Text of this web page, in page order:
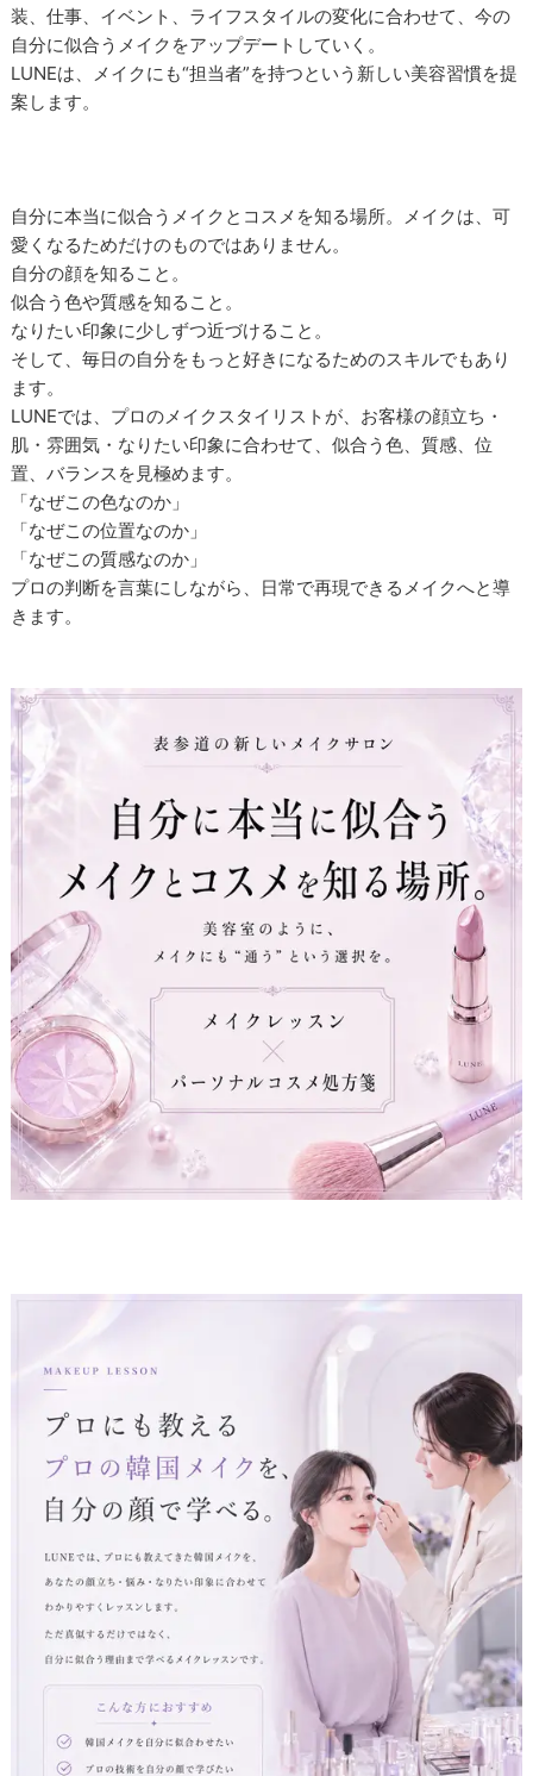
装、仕事、イベント、ライフスタイルの変化に合わせて、今の
自分に似合うメイクをアップデートしていく。
LUNEは、メイクにも“担当者”を持つという新しい美容習慣を提
案します。
自分に本当に似合うメイクとコスメを知る場所。メイクは、可
愛くなるためだけのものではありません。
自分の顔を知ること。
似合う色や質感を知ること。
なりたい印象に少しずつ近づけること。
そして、毎日の自分をもっと好きになるためのスキルでもあり
ます。
LUNEでは、プロのメイクスタイリストが、お客様の顔立ち・
肌・雰囲気・なりたい印象に合わせて、似合う色、質感、位
置、バランスを見極めます。
「なぜこの色なのか」
「なぜこの位置なのか」
「なぜこの質感なのか」
プロの判断を言葉にしながら、日常で再現できるメイクへと導
きます。